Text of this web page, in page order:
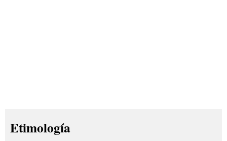
Etimología